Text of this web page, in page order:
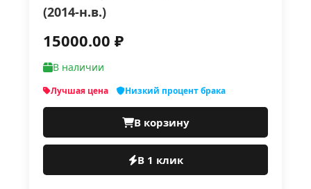
(2014-н.в.)
15000.00 ₽
В наличии
Лучшая цена Низкий процент брака
В корзину
В 1 клик